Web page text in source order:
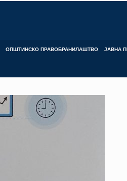
ОПШТИНСКО ПРАВОБРАНИЛАШТВО ЈАВНА